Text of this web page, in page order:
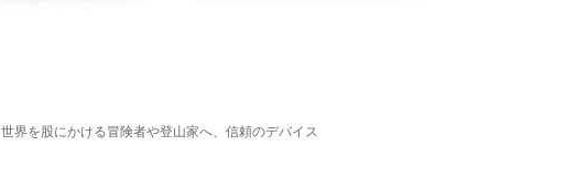
世界を股にかける冒険者や登山家へ、信頼のデバイス